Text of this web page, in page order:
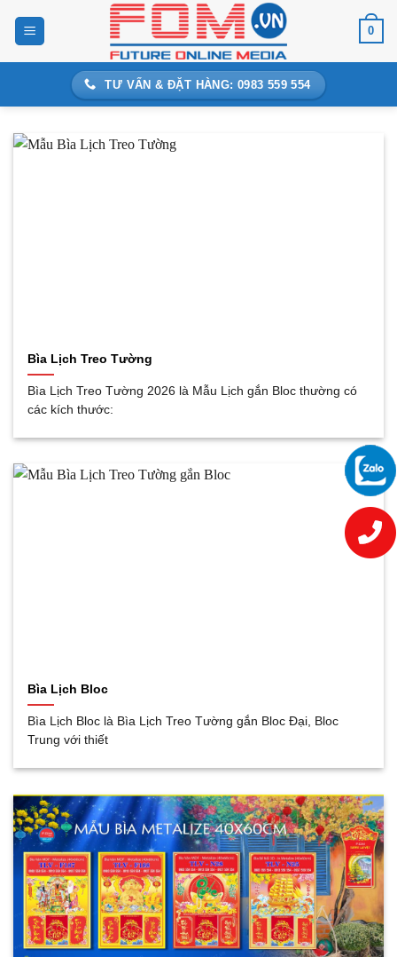
0
TƯ VẤN & ĐẶT HÀNG: 0983 559 554
Bìa Lịch Treo Tường
Bìa Lịch Treo Tường 2026 là Mẫu Lịch gắn Bloc thường có
các kích thước:
Bìa Lịch Bloc
Bìa Lịch Bloc là Bìa Lịch Treo Tường gắn Bloc Đại, Bloc
Trung với thiết